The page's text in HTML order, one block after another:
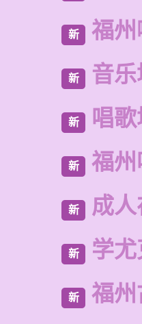
新 福
新 音
新 唱
新 福
新 成
新 学
新 福